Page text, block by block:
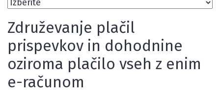
Združevanje plačil
prispevkov in dohodnine
oziroma plačilo vseh z enim
e-računom